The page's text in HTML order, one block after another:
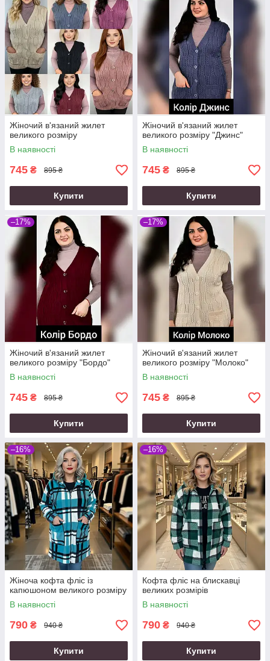
Жіночий в'язаний жилет
великого розміру
В наявності
745 ₴ 895 ₴
Купити
Жіночий в'язаний жилет
великого розміру "Джинс"
В наявності
745 ₴ 895 ₴
Купити
–17%
Жіночий в'язаний жилет
великого розміру "Бордо"
В наявності
745 ₴ 895 ₴
Купити
–17%
Жіночий в'язаний жилет
великого розміру "Молоко"
В наявності
745 ₴ 895 ₴
Купити
–16%
Жіноча кофта фліс із
капюшоном великого розміру
В наявності
790 ₴ 940 ₴
Купити
–16%
Кофта фліс на блискавці
великих розмірів
В наявності
790 ₴ 940 ₴
Купити